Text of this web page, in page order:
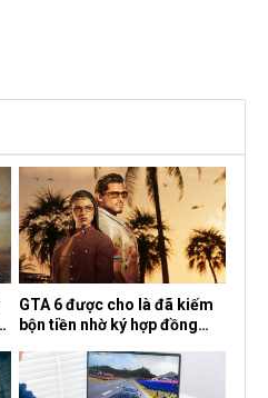
GTA 6 được cho là đã kiếm
bộn tiền nhờ ký hợp đồng